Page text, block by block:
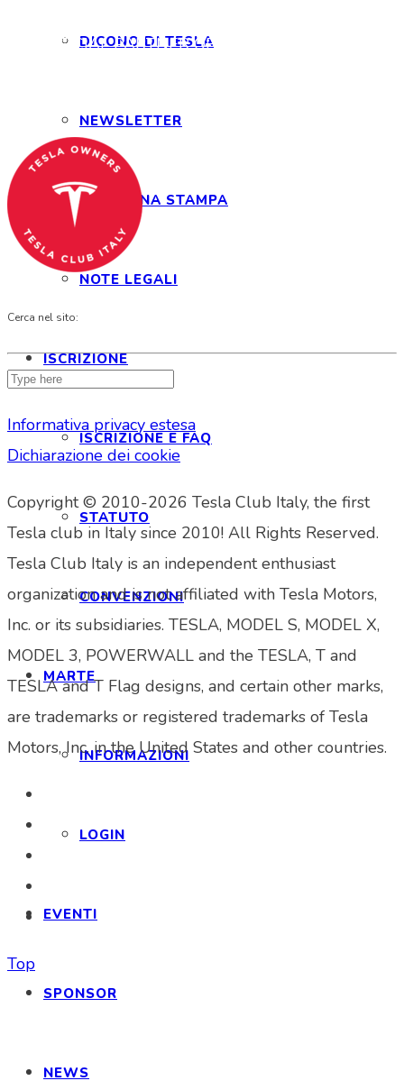
DICONO DI TESLA
NEWSLETTER
RASSEGNA STAMPA
NOTE LEGALI
ISCRIZIONE
ISCRIZIONE E FAQ
STATUTO
CONVENZIONI
MARTE
INFORMAZIONI
LOGIN
EVENTI
SPONSOR
NEWS
and OFFICIAL PARTNER OF THE TESLA OWNERS
Cerca nel sito:
Informativa privacy estesa
Dichiarazione dei cookie
Copyright © 2010-2026 Tesla Club Italy, the first
Tesla club in Italy since 2010! All Rights Reserved.
Tesla Club Italy is an independent enthusiast
organization and is not affiliated with Tesla Motors,
Inc. or its subsidiaries. TESLA, MODEL S, MODEL X,
MODEL 3, POWERWALL and the TESLA, T and
TESLA and T Flag designs, and certain other marks,
are trademarks or registered trademarks of Tesla
Motors, Inc. in the United States and other countries.
Top